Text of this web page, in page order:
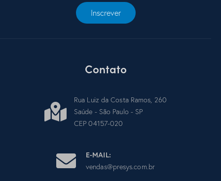
Inscrever
Contato
Rua Luiz da Costa Ramos, 260
Saúde - São Paulo - SP
CEP 04157-020
E-MAIL:
vendas@presys.com.br